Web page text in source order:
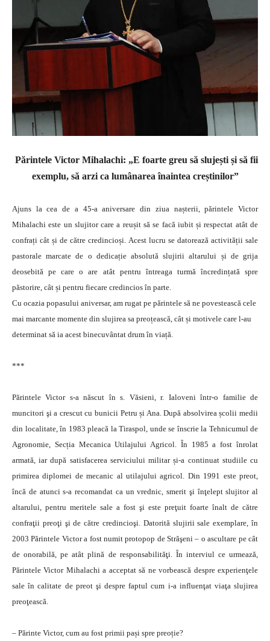
Părintele Victor Mihalachi: „E foarte greu să slujești și să fii
exemplu, să arzi ca lumânarea înaintea creștinilor”
Ajuns la cea de a 45-a aniversare din ziua nașterii, părintele Victor
Mihalachi este un slujitor care a reușit să se facă iubit și respectat atât de
confrați cât și de către credincioși. Acest lucru se datorează activității sale
pastorale marcate de o dedicație absolută slujirii altarului și de grija
deosebită pe care o are atât pentru întreaga turmă încredințată spre
păstorire, cât și pentru fiecare credincios în parte.
Cu ocazia popasului aniversar, am rugat pe părintele să ne povestească cele
mai marcante momente din slujirea sa preoțească, cât și motivele care l-au
determinat să ia acest binecuvântat drum în viață.
***
Părintele Victor s-a născut în s. Văsieni, r. Ialoveni într-o familie de
muncitori şi a crescut cu bunicii Petru și Ana. După absolvirea școlii medii
din localitate, în 1983 pleacă la Tiraspol, unde se înscrie la Tehnicumul de
Agronomie, Secția Mecanica Utilajului Agricol. În 1985 a fost înrolat
armată, iar după satisfacerea serviciului militar și-a continuat studiile cu
primirea diplomei de mecanic al utilajului agricol. Din 1991 este preot,
încă de atunci s-a recomandat ca un vrednic, smerit şi înţelept slujitor al
altarului, pentru meritele sale a fost şi este preţuit foarte înalt de către
confraţii preoţi şi de către credincioşi. Datorită slujirii sale exemplare, în
2003 Părintele Victor a fost numit protopop de Străşeni – o ascultare pe cât
de onorabilă, pe atât plină de responsabilităţi. În interviul ce urmează,
Părintele Victor Mihalachi a acceptat să ne vorbească despre experienţele
sale în calitate de preot şi despre faptul cum i-a influenţat viaţa slujirea
preoţească.
– Părinte Victor, cum au fost primii pași spre preoție?